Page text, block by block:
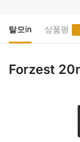
탈모in 상품평
Forzest